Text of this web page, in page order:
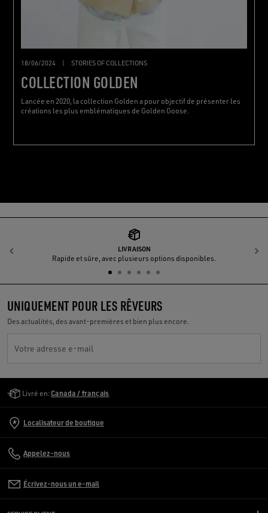
18/06/2024 STORIES OF COLLECTIONS
COLLECTION GOLDEN
Lancée en 2020, la collection Golden a pour objectif de présenter les
créations les plus emblématiques de Golden Goose.
LIVRAISON
Rapide et sûre, avec plusieurs options disponibles.
Précédent
UNIQUEMENT POUR LES RÊVEURS
Des actualités, des avant-premières et bien plus encore.
Votre adresse e-mail
Livré en: Canada / français
Localisateur de boutique
Appelez-nous
Écrivez-nous un e-mail